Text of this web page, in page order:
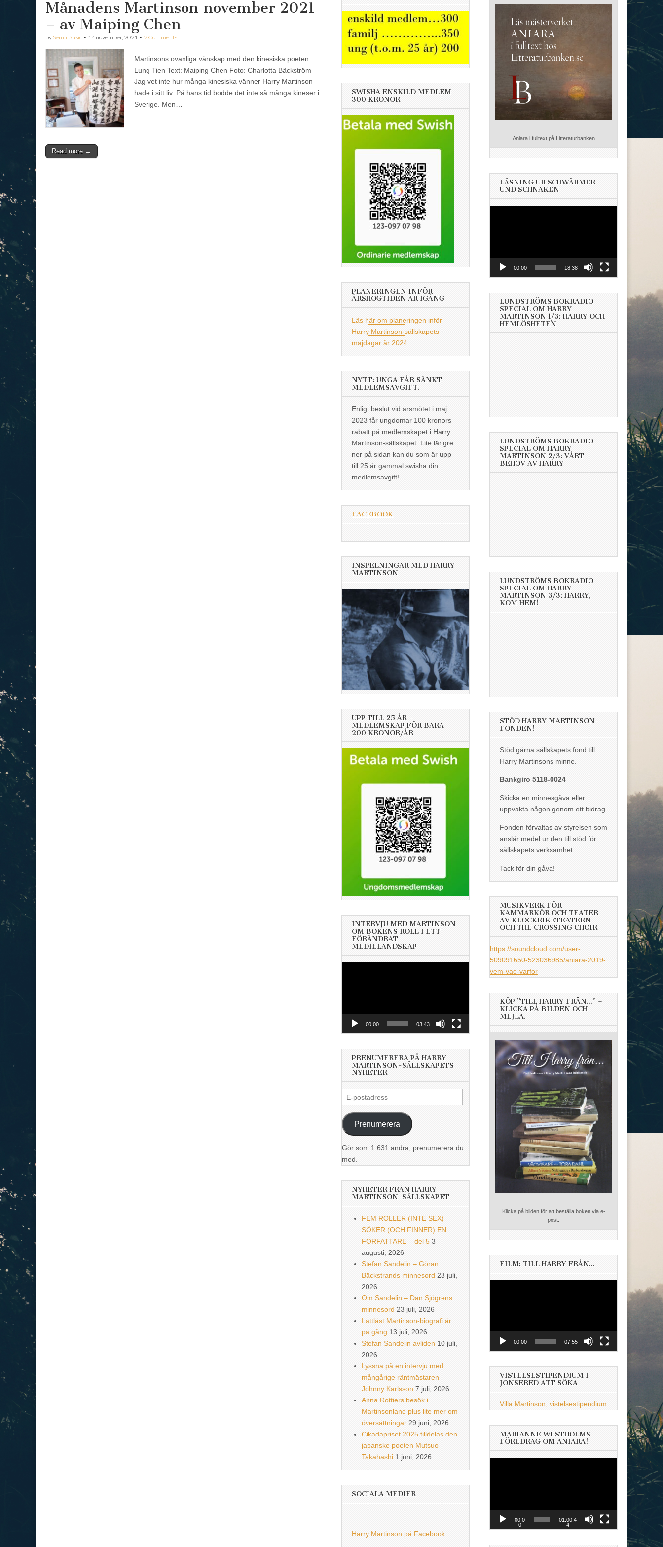
Månadens Martinson november 2021
– av Maiping Chen
by Semir Susic • 14 november, 2021 • 2 Comments
Martinsons ovanliga vänskap med den kinesiska poeten
Lung Tien Text: Maiping Chen Foto: Charlotta Bäckström
Jag vet inte hur många kinesiska vänner Harry Martinson
hade i sitt liv. På hans tid bodde det inte så många kineser i
Sverige. Men…
Read more →
SWISHA ENSKILD MEDLEM
300 KRONOR
PLANERINGEN INFÖR
ÅRSHÖGTIDEN ÄR IGÅNG
Läs här om planeringen inför
Harry Martinson-sällskapets
majdagar år 2024.
NYTT: UNGA FÅR SÄNKT
MEDLEMSAVGIFT.
Enligt beslut vid årsmötet i maj
2023 får ungdomar 100 kronors
rabatt på medlemskapet i Harry
Martinson-sällskapet. Lite längre
ner på sidan kan du som är upp
till 25 år gammal swisha din
medlemsavgift!
FACEBOOK
INSPELNINGAR MED HARRY
MARTINSON
UPP TILL 25 ÅR –
MEDLEMSKAP FÖR BARA
200 KRONOR/ÅR
INTERVJU MED MARTINSON
OM BOKENS ROLL I ETT
FÖRÄNDRAT
MEDIELANDSKAP
00:00 03:43
PRENUMERERA PÅ HARRY
MARTINSON-SÄLLSKAPETS
NYHETER
E-
postadress
Prenumerera
Gör som 1 631 andra, prenumerera du
med.
NYHETER FRÅN HARRY
MARTINSON-SÄLLSKAPET
FEM ROLLER (INTE SEX)
SÖKER (OCH FINNER) EN
FÖRFATTARE – del 5 3
augusti, 2026
Stefan Sandelin – Göran
Bäckstrands minnesord 23 juli,
2026
Om Sandelin – Dan Sjögrens
minnesord 23 juli, 2026
Lättläst Martinson-biografi är
på gång 13 juli, 2026
Stefan Sandelin avliden 10 juli,
2026
Lyssna på en intervju med
mångårige räntmästaren
Johnny Karlsson 7 juli, 2026
Anna Rottiers besök i
Martinsonland plus lite mer om
översättningar 29 juni, 2026
Cikadapriset 2025 tilldelas den
japanske poeten Mutsuo
Takahashi 1 juni, 2026
SOCIALA MEDIER
Harry Martinson på Facebook
Aniara i fulltext på Litteraturbanken
LÄSNING UR SCHWÄRMER
UND SCHNAKEN
00:00 18:38
LUNDSTRÖMS BOKRADIO
SPECIAL OM HARRY
MARTINSON 1/3: HARRY OCH
HEMLÖSHETEN
LUNDSTRÖMS BOKRADIO
SPECIAL OM HARRY
MARTINSON 2/3: VÅRT
BEHOV AV HARRY
LUNDSTRÖMS BOKRADIO
SPECIAL OM HARRY
MARTINSON 3/3: HARRY,
KOM HEM!
STÖD HARRY MARTINSON-
FONDEN!
Stöd gärna sällskapets fond till
Harry Martinsons minne.
Bankgiro 5118-0024
Skicka en minnesgåva eller
uppvakta någon genom ett bidrag.
Fonden förvaltas av styrelsen som
anslår medel ur den till stöd för
sällskapets verksamhet.
Tack för din gåva!
MUSIKVERK FÖR
KAMMARKÖR OCH TEATER
AV KLOCKRIKETEATERN
OCH THE CROSSING CHOIR
https://soundcloud.com/user-
509091650-523036985/aniara-2019-
vem-vad-varfor
KÖP ”TILL HARRY FRÅN…” –
KLICKA PÅ BILDEN OCH
MEJLA.
Klicka på bilden för att beställa boken via e-
post.
FILM: TILL HARRY FRÅN…
00:00 07:55
VISTELSESTIPENDIUM I
JONSERED ATT SÖKA
Villa Martinson, vistelsestipendium
MARIANNE WESTHOLMS
FÖREDRAG OM ANIARA!
00:0
0
01:00:4
4